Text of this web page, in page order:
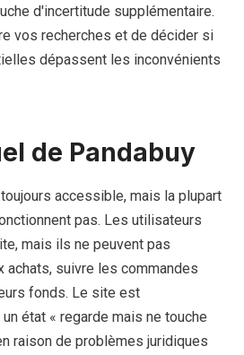
d'incertitude supplémentaire.
vos recherches et de décider si
dépassent les inconvénients
de Pandabuy
accessible, mais la plupart
pas. Les utilisateurs
mais ils ne peuvent pas
achats, suivre les commandes
fonds. Le site est
état « regarde mais ne touche
raison de problèmes juridiques